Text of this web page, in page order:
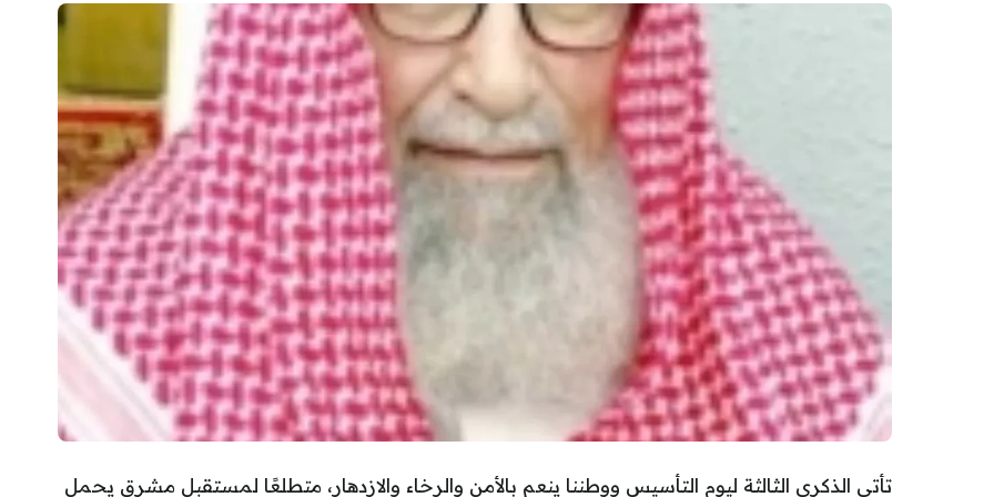
تأتي الذكرى الثالثة ليوم التأسيس ووطننا ينعم بالأمن والرخاء والازدهار، متطلعًا لمستقبل مشرق يحمل